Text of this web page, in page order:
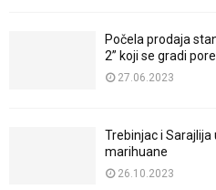
Počela prodaja
2” koji se gradi
27.06.2023
Trebinjac i
marihuane
26.10.2023